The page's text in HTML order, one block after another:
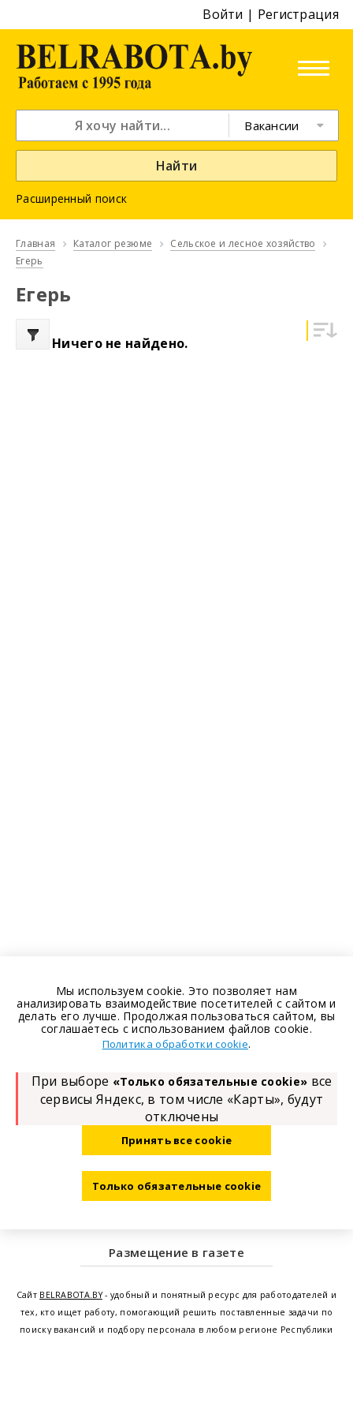
Войти | Регистрация
Вакансии
Найти
Расширенный поиск
Главная Каталог резюме
Сельское и лесное хозяйство
Егерь
Егерь
Ничего не найдено.
Размещение в газете
Сайт BELRABOTA.BY- удобный и понятный ресурс для работодателей и
тех, кто ищет работу, помогающий решить поставленные задачи по
поиску вакансий и подбору персонала в любом регионе Республики
Мы используем cookie. Это позволяет нам
анализировать взаимодействие посетителей с сайтом и
делать его лучше. Продолжая пользоваться сайтом, вы
соглашаетесь с использованием файлов cookie.
Политика обработки cookie.
При выборе «Только обязательные cookie» все
сервисы Яндекс, в том числе «Карты», будут
отключены
Принять все cookie
Только обязательные cookie